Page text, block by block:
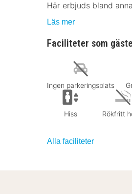
Här erbjuds bland
Läs mer
Faciliteter som
Ingen parkeringsplats
Hiss Rökfritt
Alla faciliteter